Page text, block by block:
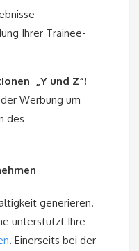
Ihrer Trainee-
„Y und Z“!
Werbung um
des
generieren.
unterstützt Ihre
. Einerseits bei der